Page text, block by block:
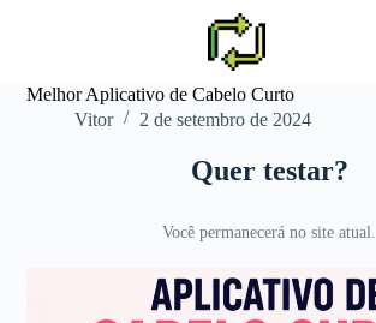
Melhor Aplicativo de Cabelo Curto
Vitor
2 de setembro de 2024
Quer testar?
Você permanecerá no site atual.